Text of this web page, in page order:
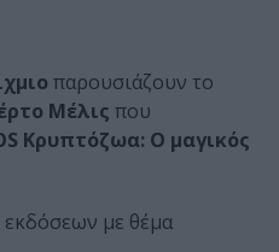
παρουσιάζουν το
Μέλις που
Κρυπτόζωα: Ο μαγικός
εκδόσεων με θέμα